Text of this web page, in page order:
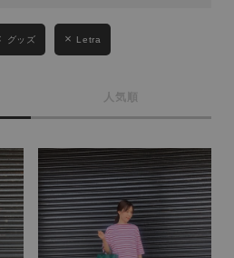
グッズ Letra
人気順